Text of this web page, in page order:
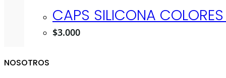
CAPS SILICONA
$3.000
NOSOTROS